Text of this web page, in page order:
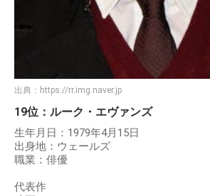
出典： https://rr.img.naver.jp
19位：ルーク・エヴァンズ
生年月日：1979年4月15日
出身地：ウェールズ
職業：俳優
代表作